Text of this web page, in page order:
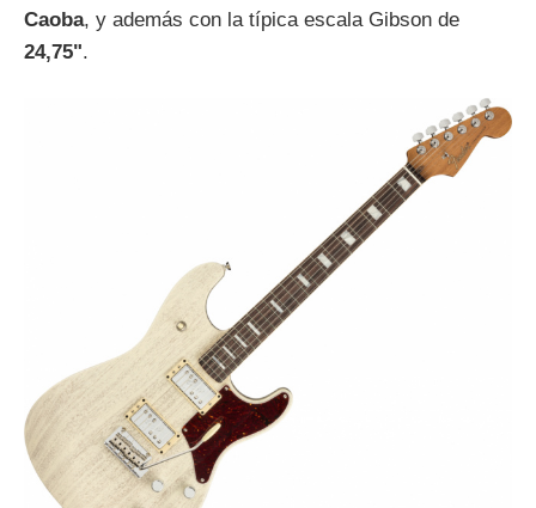
Caoba, y además con la típica escala Gibson de
24,75".